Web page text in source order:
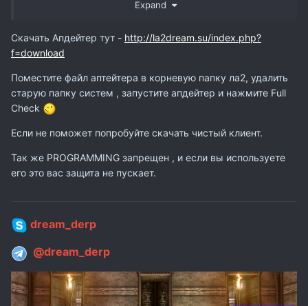
Expand
Cкачать Апдейтер тут - http://la2dream.su/index.php?
f=download
Поместите файл аптейтера в корневую папку ла2, удалить
старую папку систем , запустите апдейтер и нажмите Full
Check
Если не поможет попробуйте скачать чистый клиент.
Так же PROGRAMMING запрещен , и если вы используете
его это вас защита не пускает.
dream_derp
@dream_derp